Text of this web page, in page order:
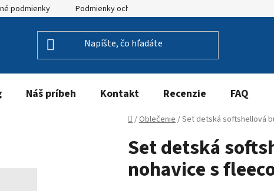
podmienky Podmienky ochrany osobných údajov
Náš príbeh Kontakt Recenzie FAQ
Domov
/Oblečenie/Set detská softshellová
Set detská
nohavice s